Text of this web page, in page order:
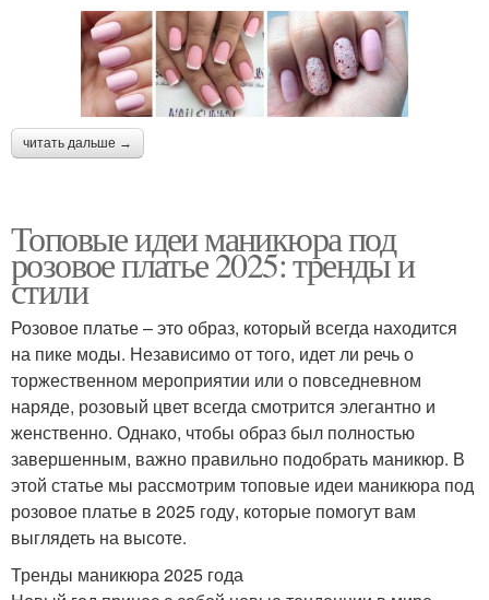
читать дальше →
Топовые идеи маникюра под
розовое платье 2025: тренды и
стили
Розовое платье – это образ, который всегда находится
на пике моды. Независимо от того, идет ли речь о
торжественном мероприятии или о повседневном
наряде, розовый цвет всегда смотрится элегантно и
женственно. Однако, чтобы образ был полностью
завершенным, важно правильно подобрать маникюр. В
этой статье мы рассмотрим топовые идеи маникюра под
розовое платье в 2025 году, которые помогут вам
выглядеть на высоте.
Тренды маникюра 2025 года